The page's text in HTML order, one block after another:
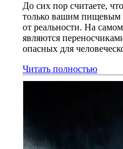
До сих пор считаете,
только вашим пищевым
от реальности. На
являются
опасных для
Читать полностью